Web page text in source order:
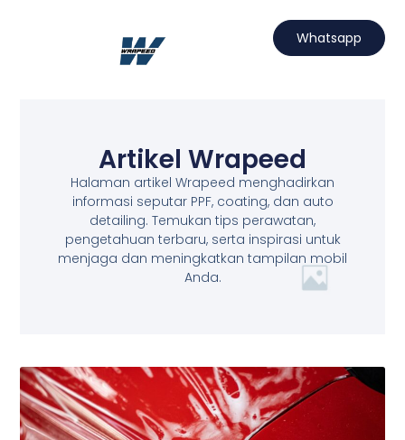
Whatsapp
Artikel Wrapeed
Halaman artikel Wrapeed menghadirkan
informasi seputar PPF, coating, dan auto
detailing. Temukan tips perawatan,
pengetahuan terbaru, serta inspirasi untuk
menjaga dan meningkatkan tampilan mobil
Anda.